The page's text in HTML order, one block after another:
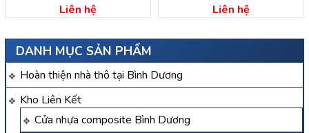
DANH MỤC SẢN PHẨM
Hoàn thiện nhà thô tại Bình Dương
Kho Liên Kết
Cửa nhựa composite Bình Dương
Liên hệ Liên hệ